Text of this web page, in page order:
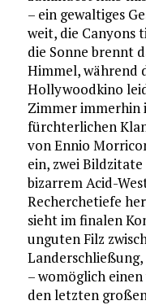
– ein gewaltiges
weit, die Canyons
die Sonne brennt
Himmel, während
Hollywoodkino
Zimmer immerhin
fürchterlichen
von Ennio
ein, zwei
bizarrem Acid-
Recherchetiefe
sieht im finalen
unguten Filz
– womöglich
den letzten